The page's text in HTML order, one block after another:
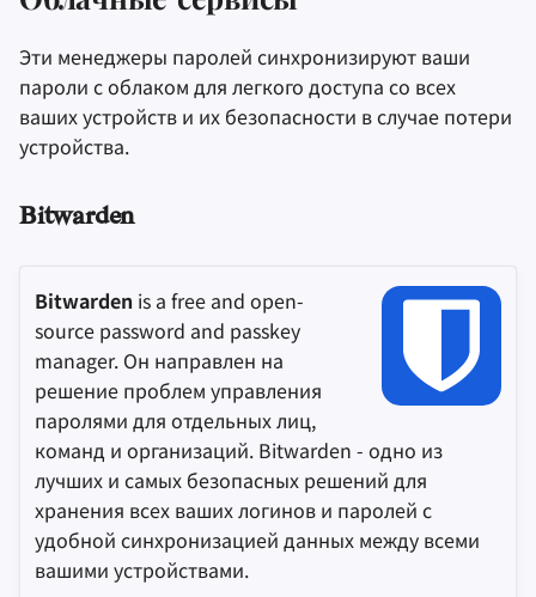
Эти менеджеры паролей синхронизируют ваши
пароли с облаком для легкого доступа со всех
ваших устройств и их безопасности в случае потери
устройства.
Bitwarden
Bitwarden is a free and open-
source password and passkey
manager. Он направлен на
решение проблем управления
паролями для отдельных лиц,
команд и организаций. Bitwarden - одно из
лучших и самых безопасных решений для
хранения всех ваших логинов и паролей с
удобной синхронизацией данных между всеми
вашими устройствами.